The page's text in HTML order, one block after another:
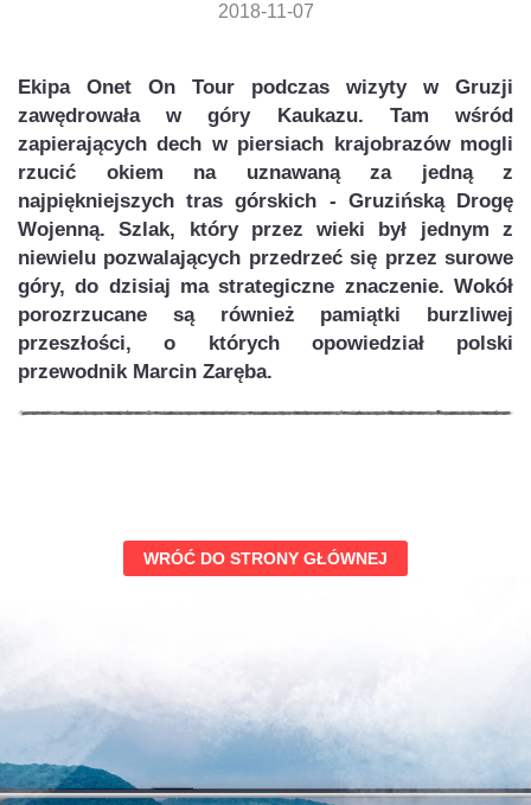
2018-11-07
Ekipa Onet On Tour podczas wizyty w Gruzji
zawędrowała w góry Kaukazu. Tam wśród
zapierających dech w piersiach krajobrazów mogli
rzucić okiem na uznawaną za jedną z
najpiękniejszych tras górskich - Gruzińską Drogę
Wojenną. Szlak, który przez wieki był jednym z
niewielu pozwalających przedrzeć się przez surowe
góry, do dzisiaj ma strategiczne znaczenie. Wokół
porozrzucane są również pamiątki burzliwej
przeszłości, o których opowiedział polski
przewodnik Marcin Zaręba.
WRÓĆ DO STRONY GŁÓWNEJ